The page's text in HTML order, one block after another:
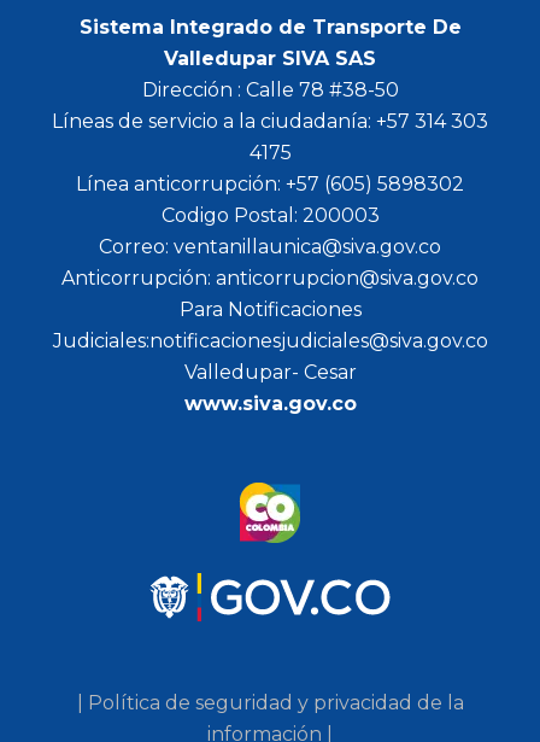
Sistema Integrado de Transporte De
Valledupar SIVA SAS
Dirección : Calle 78 #38-50
Líneas de servicio a la ciudadanía: +57 314 303
4175
Línea anticorrupción: +57 (605) 5898302
Codigo Postal: 200003
Correo: ventanillaunica@siva.gov.co
Anticorrupción: anticorrupcion@siva.gov.co
Para Notificaciones
Judiciales:notificacionesjudiciales@siva.gov.co
Valledupar- Cesar
www.siva.gov.co
| Política de seguridad y privacidad de la
información |